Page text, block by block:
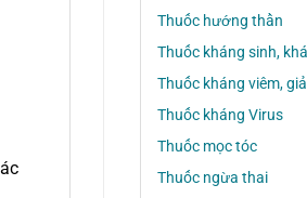
Thuốc hướng thần
Thuốc kháng sinh,
Thuốc kháng viêm,
Thuốc kháng Virus
Thuốc mọc tóc
Thuốc ngừa thai